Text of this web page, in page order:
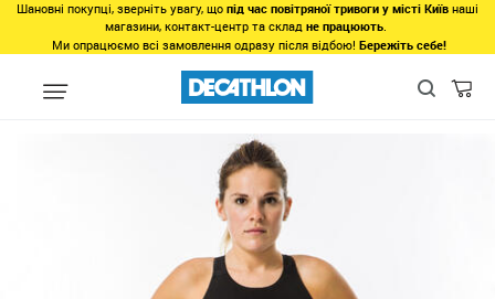
Шановні покупці, зверніть увагу, що під час повітряної тривоги у місті Київ наші
магазини, контакт-центр та склад не працюють.
Ми опрацюємо всі замовлення одразу після відбою! Бережіть себе!
Регіон Жінкам у Львові Все для плавання у Львові